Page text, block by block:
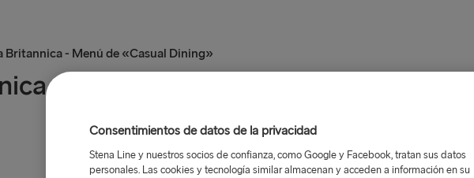
Britannica - Menú de «Casual Dining»
- Menú de «Casual Dining»
Consentimientos de datos de la privacidad
Stena Line y nuestros socios de confianza, como Google y Facebook, tratan sus datos
personales. Las cookies y tecnología similar almacenan y acceden a información en su